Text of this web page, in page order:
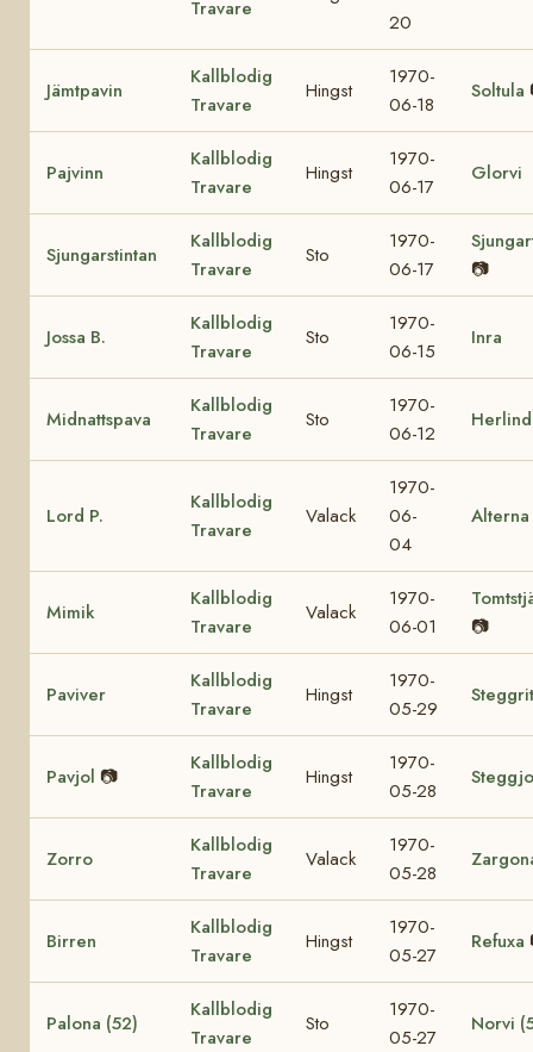
Travare
20
Jämtpavin
Kallblodig
Travare
Hingst
1970-
06-18
Soltula
Pajvinn
Kallblodig
Travare
Hingst
1970-
06-17
Glorvi
Sjungarstintan
Kallblodig
Travare
Sto
1970-
06-17
📷
Jossa B.
Kallblodig
Travare
Sto
1970-
06-15
Inra
Midnattspava
Kallblodig
Travare
Sto
1970-
06-12
Lord P.
Kallblodig
Travare
Valack
1970-
06-
04
Alterna
Mimik
Kallblodig
Travare
Valack
1970-
06-01
📷
Paviver
Kallblodig
Travare
Hingst
1970-
05-29
Pavjol 📷
Kallblodig
Travare
Hingst
1970-
05-28
Zorro
Kallblodig
Travare
Valack
1970-
05-28
Birren
Kallblodig
Travare
Hingst
1970-
05-27
Refuxa
Palona (52)
Kallblodig
Travare
Sto
1970-
05-27
Norvi